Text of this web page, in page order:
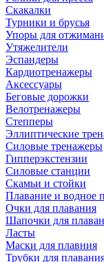
Скакалки
Турники и брусья
Упоры для
Утяжелители
Эспандеры
Кардиотренажеры
Аксессуары
Беговые дорожки
Велотренажеры
Степперы
Эллиптические
Силовые тренажеры
Гипперэкстензии
Силовые станции
Скамьи и стойки
Плавание и водное
Очки для плавания
Шапочки для
Ласты
Маски для плавния
Трубки для